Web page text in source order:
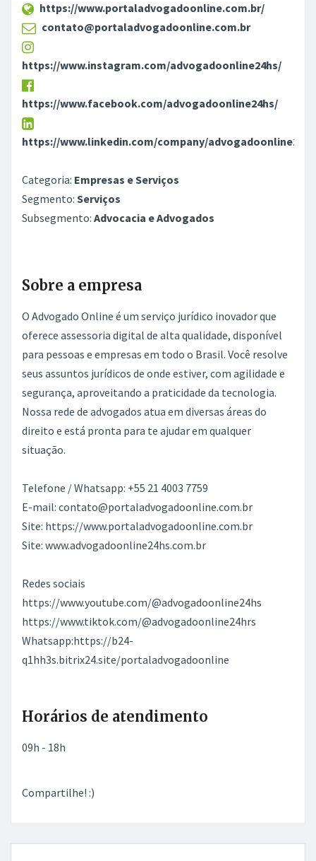
https://www.portaladvogadoonline.com.br/
contato@portaladvogadoonline.com.br
https://www.instagram.com/advogadoonline24hs/
https://www.facebook.com/advogadoonline24hs/
https://www.linkedin.com/company/
Categoria: Empresas e Serviços
Segmento: Serviços
Subsegmento: Advocacia e Advogados
Sobre a empresa
O Advogado Online é um serviço jurídico inovador que
oferece assessoria digital de alta qualidade, disponível
para pessoas e empresas em todo o Brasil. Você resolve
seus assuntos jurídicos de onde estiver, com agilidade e
segurança, aproveitando a praticidade da tecnologia.
Nossa rede de advogados atua em diversas áreas do
direito e está pronta para te ajudar em qualquer
situação.
Telefone / Whatsapp: +55 21 4003 7759
E-mail: contato@portaladvogadoonline.com.br
Site: https://www.portaladvogadoonline.com.br
Site: www.advogadoonline24hs.com.br
Redes sociais
https://www.youtube.com/@advogadoonline24hs
https://www.tiktok.com/@advogadoonline24hrs
Whatsapp:https://b24-
q1hh3s.bitrix24.site/portaladvogadoonline
Horários de atendimento
09h - 18h
Compartilhe! :)